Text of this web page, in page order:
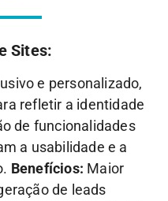
Sites:
e personalizado,
refletir a identidade
de funcionalidades
a usabilidade e a
Benefícios: Maior
de leads